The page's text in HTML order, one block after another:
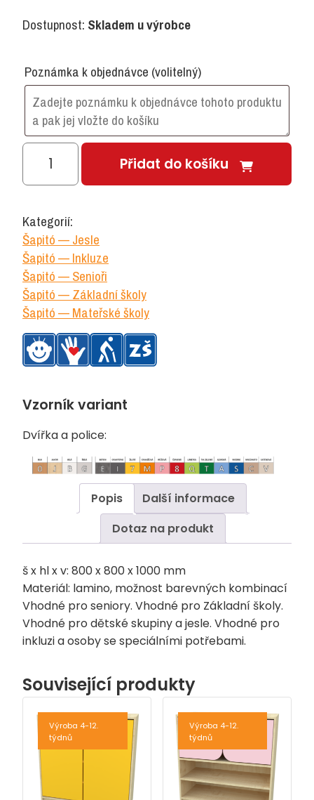
Dostupnost: Skladem u výrobce
Poznámka k objednávce (volitelný)
ŠAPITÓ
rohový
díl
barevné
police
množství
Přidat do košíku
Kategorií:
Šapitó — Jesle
Šapitó — Inkluze
Šapitó — Senioři
Šapitó — Základní školy
Šapitó — Mateřské školy
Vzorník variant
Dvířka a police:
Popis
Další informace
Dotaz na produkt
š x hl x v: 800 x 800 x 1000 mm
Materiál: lamino, možnost barevných kombinací
Vhodné pro seniory. Vhodné pro Základní školy.
Vhodné pro dětské skupiny a jesle. Vhodné pro
inkluzi a osoby se speciálními potřebami.
Související produkty
Výroba 4-12.
týdnů
Výroba 4-12.
týdnů